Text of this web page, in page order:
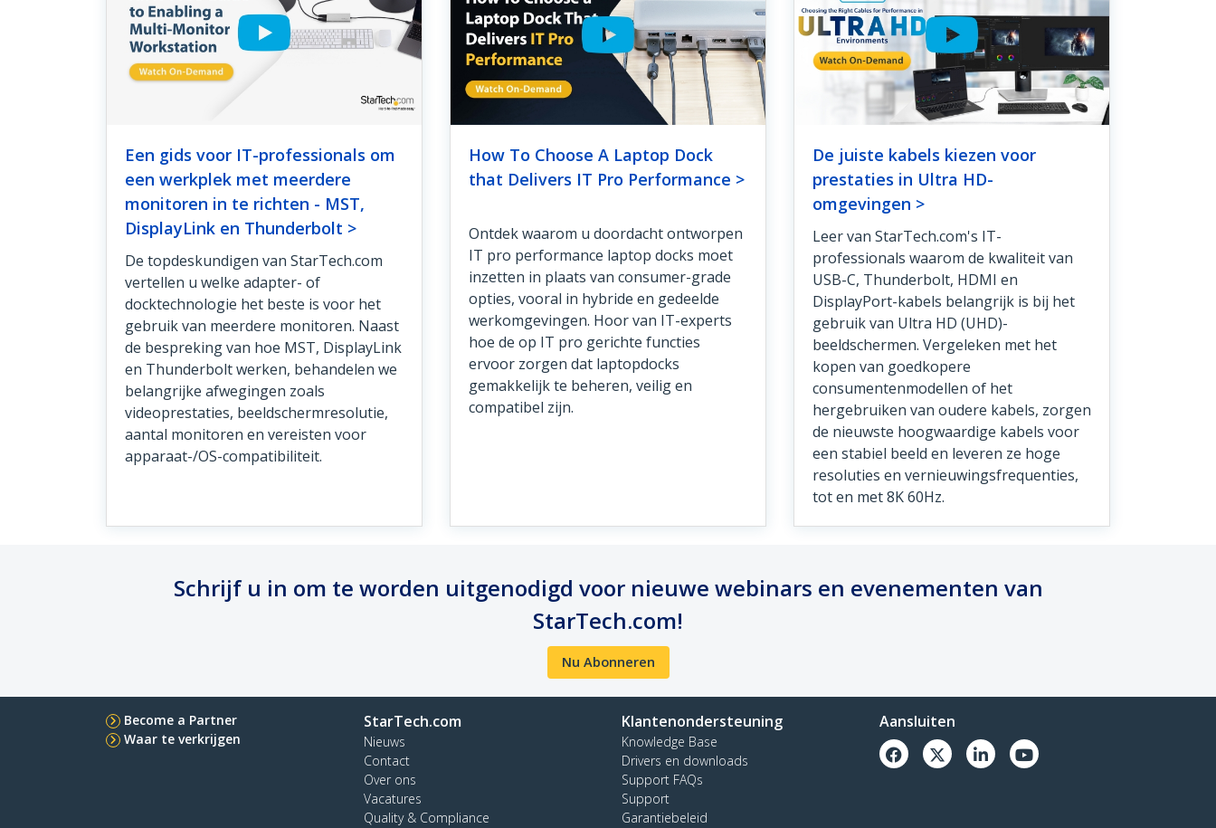
Een gids voor IT-professionals om
een werkplek met meerdere
monitoren in te richten - MST,
DisplayLink en Thunderbolt >
De topdeskundigen van StarTech.com
vertellen u welke adapter- of
docktechnologie het beste is voor het
gebruik van meerdere monitoren. Naast
de bespreking van hoe MST, DisplayLink
en Thunderbolt werken, behandelen we
belangrijke afwegingen zoals
videoprestaties, beeldschermresolutie,
aantal monitoren en vereisten voor
apparaat-/OS-compatibiliteit.
How To Choose A Laptop Dock
that Delivers IT Pro Performance >
Ontdek waarom u doordacht ontworpen
IT pro performance laptop docks moet
inzetten in plaats van consumer-grade
opties, vooral in hybride en gedeelde
werkomgevingen. Hoor van IT-experts
hoe de op IT pro gerichte functies
ervoor zorgen dat laptopdocks
gemakkelijk te beheren, veilig en
compatibel zijn.
De juiste kabels kiezen voor
prestaties in Ultra HD-
omgevingen >
Leer van StarTech.com's IT-
professionals waarom de kwaliteit van
USB-C, Thunderbolt, HDMI en
DisplayPort-kabels belangrijk is bij het
gebruik van Ultra HD (UHD)-
beeldschermen. Vergeleken met het
kopen van goedkopere
consumentenmodellen of het
hergebruiken van oudere kabels, zorgen
de nieuwste hoogwaardige kabels voor
een stabiel beeld en leveren ze hoge
resoluties en vernieuwingsfrequenties,
tot en met 8K 60Hz.
Schrijf u in om te worden uitgenodigd voor nieuwe webinars en evenementen van
StarTech.com!
Nu Abonneren
Become a Partner
Waar te verkrijgen
StarTech.com
Nieuws
Contact
Over ons
Vacatures
Quality & Compliance
Klantenondersteuning
Knowledge Base
Drivers en downloads
Support FAQs
Support
Garantiebeleid
Aansluiten